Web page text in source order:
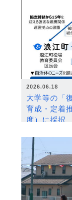
2026.06.18
大学等の「
育成・定着
度）に採択